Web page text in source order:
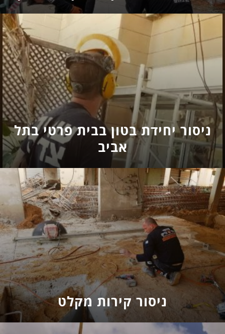
ניסור יחידת בטון בבית פרטי בתל
אביב
ניסור קירות מקלט